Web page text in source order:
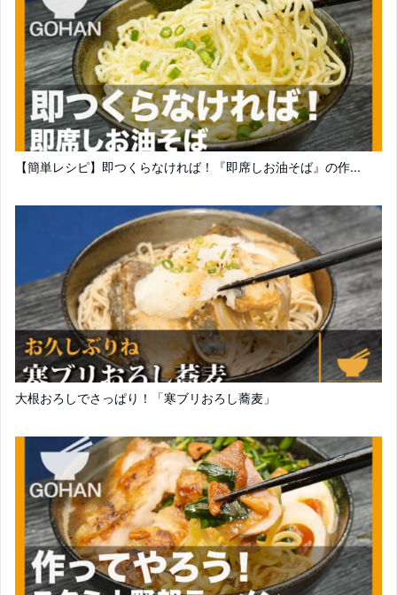
【簡単レシピ】即つくらなければ！『即席しお油そば』の作...
大根おろしでさっぱり！「寒ブリおろし蕎麦」